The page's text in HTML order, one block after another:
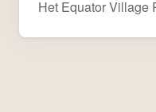
Het Equator Village